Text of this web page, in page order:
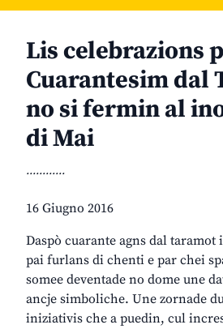
Lis celebrazions
Cuarantesim dal
no si fermin al
di Mai
............
16 Giugno 2016
Daspò cuarante agns dal
pai furlans di chenti e par chei
somee deventade no dome une
ancje simboliche. Une zornade
iniziativis che a puedin, cul